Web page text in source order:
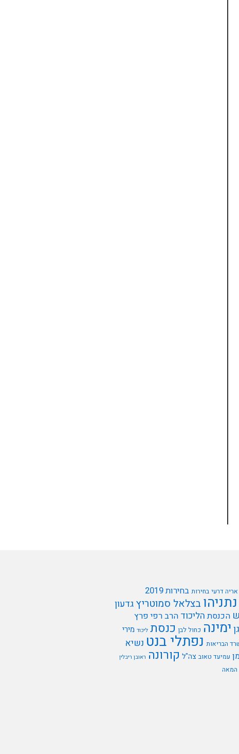
אריה דרעי בחירות בחירות 2019
בצלאל סמוטריץ גדעון
הכנסת הליכוד הרב רפי פרץ
ימינה כחול לבן כנסת ליכוד מירי
הבריאות נפתלי בנט נשיא
עמיעד טאוב צה"ל קורונה ראובן ריבלין
המאה